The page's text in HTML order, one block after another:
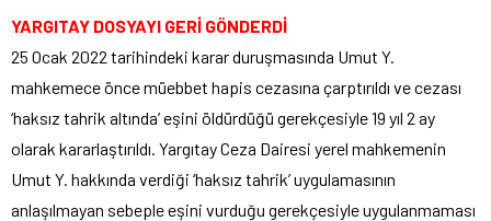
YARGITAY DOSYAYI GERİ GÖNDERDİ
25 Ocak 2022 tarihindeki karar duruşmasında Umut Y.
mahkemece önce müebbet hapis cezasına çarptırıldı ve cezası
‘haksız tahrik altında’ eşini öldürdüğü gerekçesiyle 19 yıl 2 ay
olarak kararlaştırıldı. Yargıtay Ceza Dairesi yerel mahkemenin
Umut Y. hakkında verdiği ‘haksız tahrik’ uygulamasının
anlaşılmayan sebeple eşini vurduğu gerekçesiyle uygulanmaması